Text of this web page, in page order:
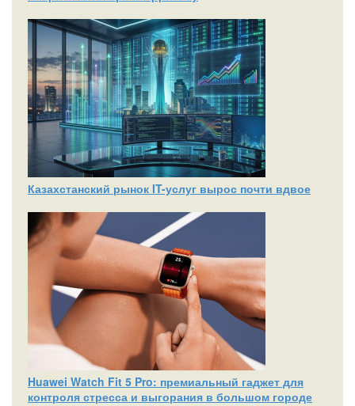
Казахстанский рынок IT-услуг вырос почти вдвое
Huawei Watch Fit 5 Pro: премиальный гаджет для
контроля стресса и выгорания в большом городе